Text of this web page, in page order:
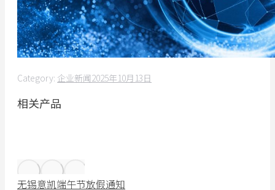
Category: 企业新闻2025年10月13日
相关产品
无锡意凯端午节放假通知